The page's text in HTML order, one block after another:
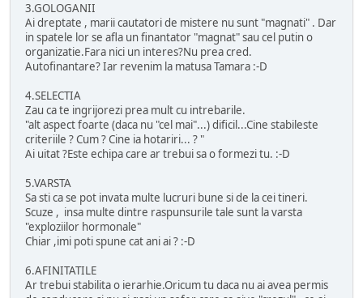
3.GOLOGANII
Ai dreptate , marii cautatori de mistere nu sunt "magnati" . Dar
in spatele lor se afla un finantator "magnat" sau cel putin o
organizatie.Fara nici un interes?Nu prea cred.
Autofinantare? Iar revenim la matusa Tamara :-D
4.SELECTIA
Zau ca te ingrijorezi prea mult cu intrebarile.
"alt aspect foarte (daca nu "cel mai"...) dificil...Cine stabileste
criteriile ? Cum ? Cine ia hotariri... ? "
Ai uitat ?Este echipa care ar trebui sa o formezi tu. :-D
5.VARSTA
Sa sti ca se pot invata multe lucruri bune si de la cei tineri.
Scuze , insa multe dintre raspunsurile tale sunt la varsta
"exploziilor hormonale"
Chiar ,imi poti spune cat ani ai ? :-D
6.AFINITATILE
Ar trebui stabilita o ierarhie.Oricum tu daca nu ai avea permis